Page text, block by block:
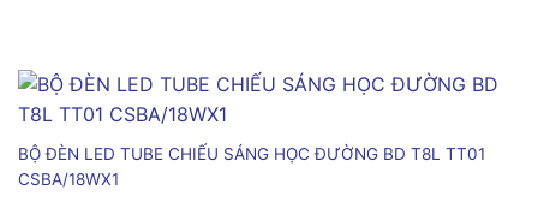
BỘ ĐÈN LED TUBE CHIẾU SÁNG HỌC ĐƯỜNG BD T8L TT01
CSBA/18WX1